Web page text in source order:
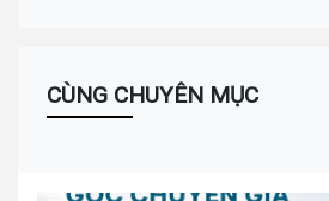
CÙNG CHUYÊN MỤC